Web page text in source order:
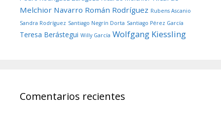
Melchior Navarro Román Rodríguez Rubens Ascanio
Sandra Rodríguez Santiago Negrín Dorta Santiago Pérez García
Teresa Berástegui Willy García Wolfgang Kiessling
Comentarios recientes